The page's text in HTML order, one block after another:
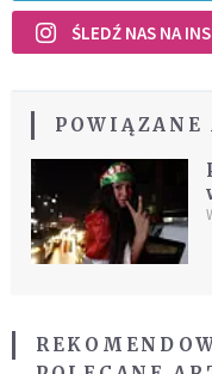
ŚLEDŹ NAS NA
POWIĄZANE